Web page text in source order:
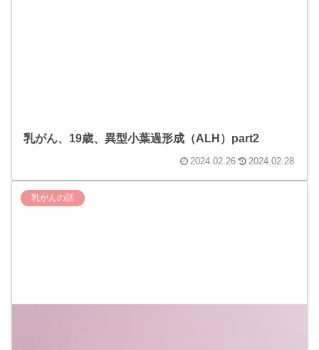
乳がん、19歳、異型小葉過形成（ALH）part2
2024.02.26 2024.02.28
乳がんの話